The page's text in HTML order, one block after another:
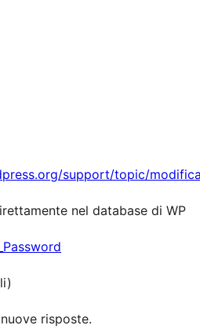
support/topic/
nel database di WP
risposte.